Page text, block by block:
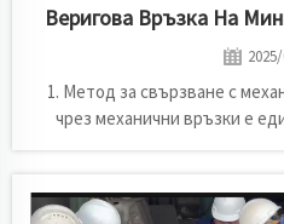
Веригова Връзка На
1. Метод за свързване с
чрез механични връзки е
Определяне на позицията на